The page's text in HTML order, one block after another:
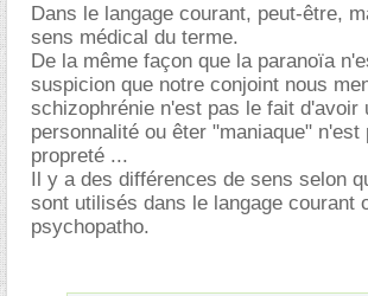
Dans le langage courant, peut-être,
sens médical du terme.
De la même façon que la paranoïa
suspicion que notre conjoint nous
schizophrénie n'est pas le fait d'avoir
personnalité ou êter "maniaque" n'est
propreté ...
Il y a des différences de sens selon
sont utilisés dans le langage courant
psychopatho.